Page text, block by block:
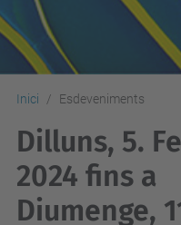
Inici Esdeveniments
Dilluns, 5.
2024 fins a
Diumenge,